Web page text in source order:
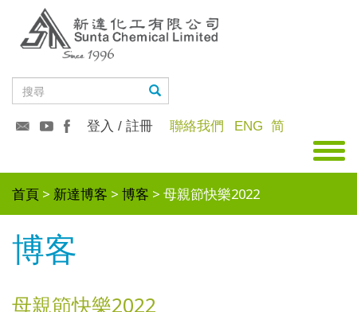
登入 / 註冊 聯絡我們 ENG 简
首頁 新達博客 博客 母親節快樂2022
博客
母親節快樂2022